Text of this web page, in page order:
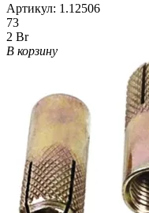
Артикул: 1.12506
73
2 Br
В корзину